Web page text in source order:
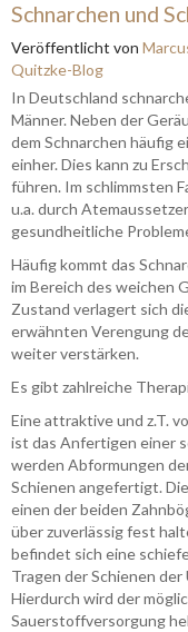
Schnarchen und
Veröffentlicht von
Quitzke-Blog
In Deutschland
Männer. Neben der
dem Schnarchen häufig
einher. Dies kann zu
führen. Im schlimmsten
u.a. durch
gesundheitliche
Häufig kommt das
im Bereich des weichen
Zustand verlagert sich
erwähnten Verengung
weiter verstärken.
Es gibt zahlreiche
Eine attraktive und z.T.
ist das Anfertigen einer
werden Abformungen
Schienen angefertigt.
einen der beiden
über zuverlässig fest
befindet sich eine
Tragen der Schienen
Hierdurch wird der
Sauerstoffversorgung